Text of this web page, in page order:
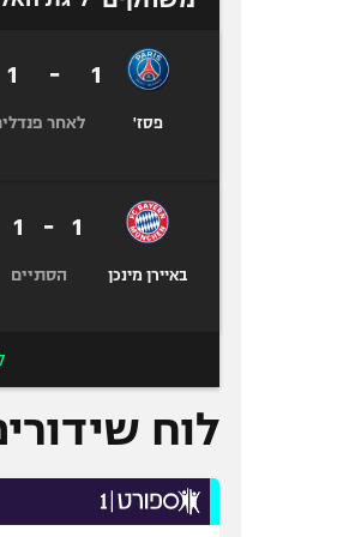
פסז'
1
-
1
לאחר
באיירן מינכן
1
-
1
הסתיים
לוח